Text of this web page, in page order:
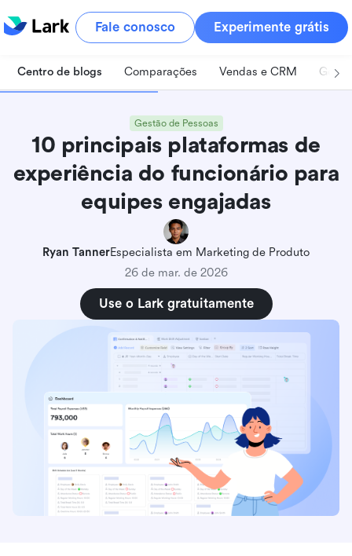
Fale conosco Experimente grátis
Centro de blogs Comparações Vendas e CRM
Gestão de Pessoas
10 principais plataformas de
experiência do funcionário para
equipes engajadas
Ryan TannerEspecialista em Marketing de Produto
26 de mar. de 2026
Use o Lark gratuitamente
Principais conclusões: 5 principais plataformas